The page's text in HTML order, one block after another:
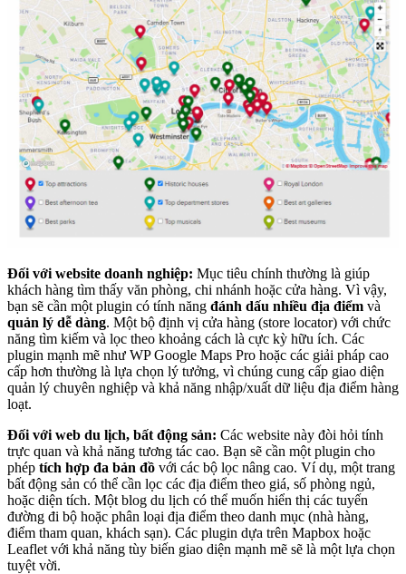
Đối với website doanh nghiệp: Mục tiêu chính thường là giúp
khách hàng tìm thấy văn phòng, chi nhánh hoặc cửa hàng. Vì vậy,
bạn sẽ cần một plugin có tính năng đánh dấu nhiều địa điểm và
quản lý dễ dàng. Một bộ định vị cửa hàng (store locator) với chức
năng tìm kiếm và lọc theo khoảng cách là cực kỳ hữu ích. Các
plugin mạnh mẽ như WP Google Maps Pro hoặc các giải pháp cao
cấp hơn thường là lựa chọn lý tưởng, vì chúng cung cấp giao diện
quản lý chuyên nghiệp và khả năng nhập/xuất dữ liệu địa điểm hàng
loạt.
Đối với web du lịch, bất động sản: Các website này đòi hỏi tính
trực quan và khả năng tương tác cao. Bạn sẽ cần một plugin cho
phép tích hợp đa bản đồ với các bộ lọc nâng cao. Ví dụ, một trang
bất động sản có thể cần lọc các địa điểm theo giá, số phòng ngủ,
hoặc diện tích. Một blog du lịch có thể muốn hiển thị các tuyến
đường đi bộ hoặc phân loại địa điểm theo danh mục (nhà hàng,
điểm tham quan, khách sạn). Các plugin dựa trên Mapbox hoặc
Leaflet với khả năng tùy biến giao diện mạnh mẽ sẽ là một lựa chọn
tuyệt vời.